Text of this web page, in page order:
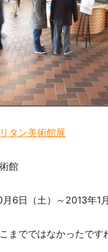
タン美術館展
館
6日（土）～2013年1
までではなかったです